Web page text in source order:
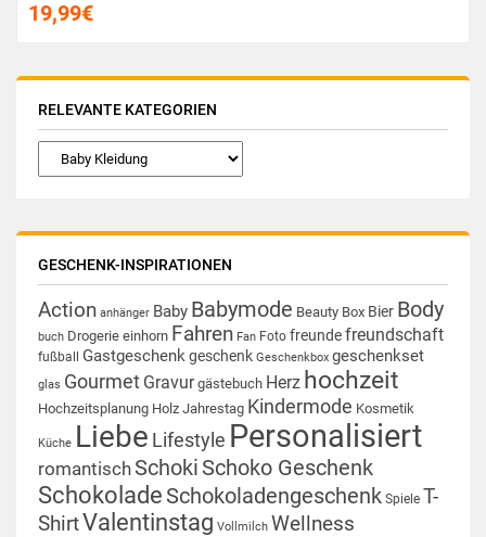
RELEVANTE KATEGORIEN
GESCHENK-INSPIRATIONEN
Action anhänger Baby Babymode Beauty Box Bier Body
buch Drogerie einhorn Fahren Fan Foto freundefreundschaft
fußball Gastgeschenkgeschenk Geschenkbox geschenkset
glas Gourmet Gravur gästebuch Herz hochzeit
Hochzeitsplanung Holz Jahrestag Kindermode Kosmetik
Küche Liebe Lifestyle Personalisiert
romantisch Schoki Schoko Geschenk
Schokolade Schokoladengeschenk Spiele T-
ShirtValentinstag Vollmilch Wellness
19,99€